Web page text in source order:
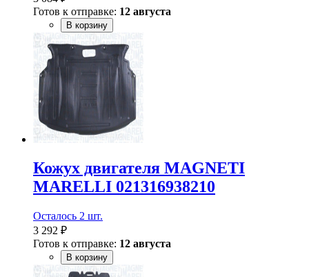
Готов к отправке: 12 августа
В корзину
Кожух двигателя MAGNETI
MARELLI 021316938210
Осталось 2 шт.
3 292 ₽
Готов к отправке: 12 августа
В корзину